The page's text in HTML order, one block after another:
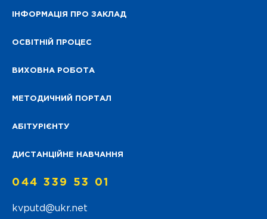
ІНФОРМАЦІЯ ПРО ЗАКЛАД
ОСВІТНІЙ ПРОЦЕС
ВИХОВНА РОБОТА
МЕТОДИЧНИЙ ПОРТАЛ
АБІТУРІЄНТУ
ДИСТАНЦІЙНЕ НАВЧАННЯ
044 339 53 01
kvputd@ukr.net